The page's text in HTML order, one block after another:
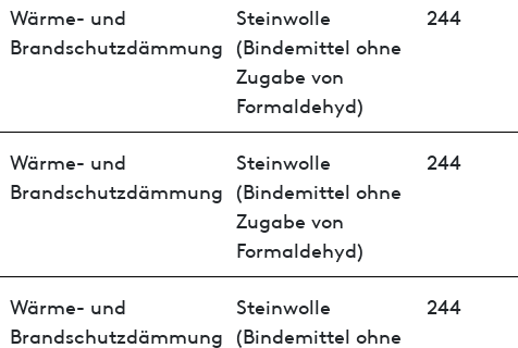
Wärme- und
Brandschutzdämmung
Steinwolle
(Bindemittel ohne
Zugabe von
Formaldehyd)
244
Wärme- und
Brandschutzdämmung
Steinwolle
(Bindemittel ohne
Zugabe von
Formaldehyd)
244
Wärme- und
Brandschutzdämmung
Steinwolle
(Bindemittel ohne
244